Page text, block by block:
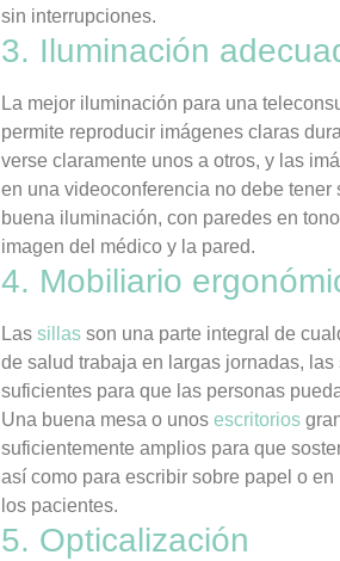
sin interrupciones.
3. Iluminación
La mejor iluminación para una
permite reproducir imágenes claras
verse claramente unos a otros, y las
en una videoconferencia no debe
buena iluminación, con paredes en
imagen del médico y la pared.
4. Mobiliario
Las sillas son una parte integral de
de salud trabaja en largas jornadas,
suficientes para que las personas
Una buena mesa o unos escritorios
suficientemente amplios para que
así como para escribir sobre papel o
los pacientes.
5. Opticalización